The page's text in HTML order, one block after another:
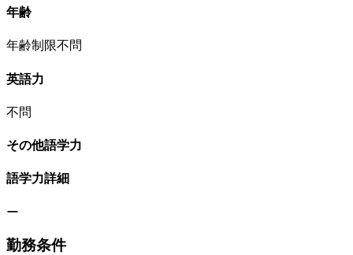
年齢
年齢制限不問
英語力
不問
その他語学力
語学力詳細
ー
勤務条件